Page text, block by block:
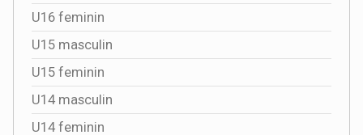
U16 feminin
U15 masculin
U15 feminin
U14 masculin
U14 feminin